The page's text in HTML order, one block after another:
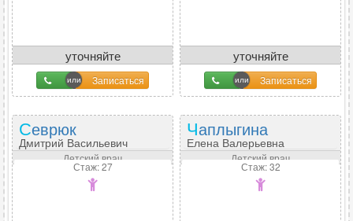
уточняйте
Записаться
уточняйте
Записаться
Севрюк
Дмитрий Васильевич
Детский врач
Стаж: 27
Чаплыгина
Елена Валерьевна
Детский врач
Стаж: 32